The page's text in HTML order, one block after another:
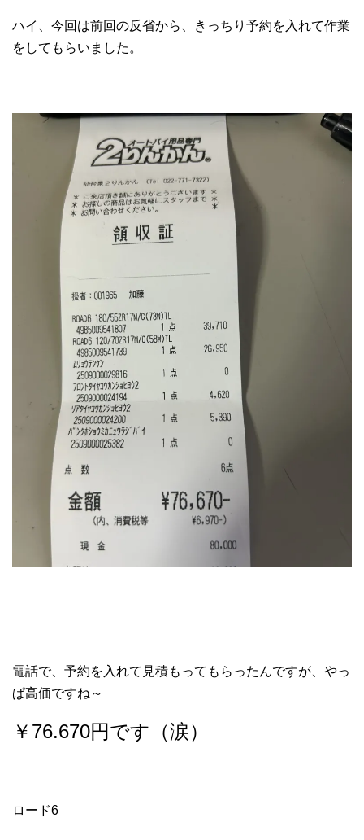
ハイ、今回は前回の反省から、きっちり予約を入れて作業
をしてもらいました。
電話で、予約を入れて見積もってもらったんですが、やっ
ぱ高価ですね～
￥76.670円です（涙）
ロード6